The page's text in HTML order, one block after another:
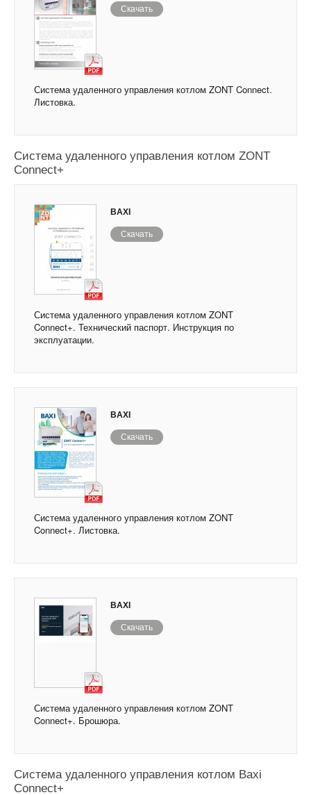
Скачать
Система удаленного управления котлом ZONT Connect.
Листовка.
Система удаленного управления котлом ZONT
Connect+
BAXI
Скачать
Система удаленного управления котлом ZONT
Connect+. Технический паспорт. Инструкция по
эксплуатации.
BAXI
Скачать
Система удаленного управления котлом ZONT
Connect+. Листовка.
BAXI
Скачать
Система удаленного управления котлом ZONT
Connect+. Брошюра.
Система удаленного управления котлом Baxi
Connect+